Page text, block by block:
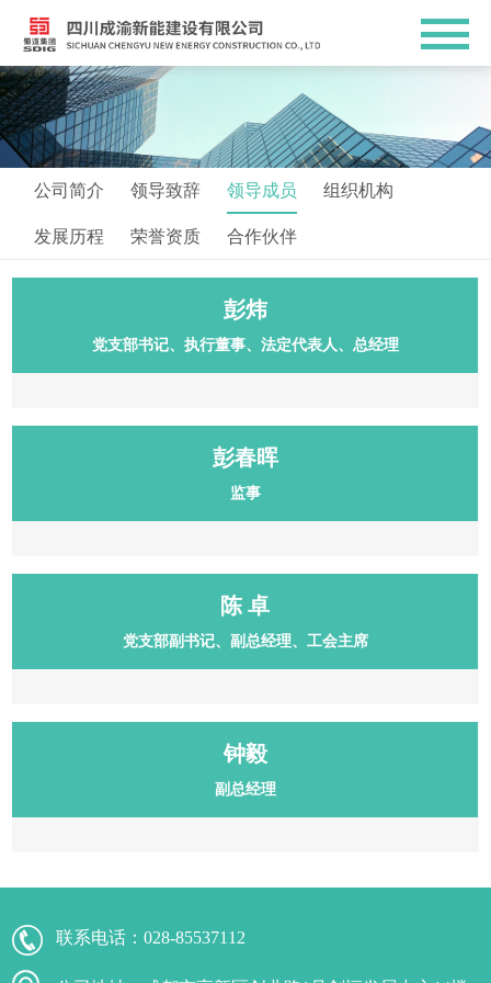
公司简介 领导致辞 领导成员 组织机构
发展历程 荣誉资质 合作伙伴
彭炜
党支部书记、执行董事、法定代表人、总经理
彭春晖
监事
陈 卓
党支部副书记、副总经理、工会主席
钟毅
副总经理
联系电话：028-85537112